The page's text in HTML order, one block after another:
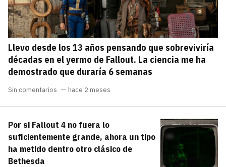
Llevo desde los 13 años pensando que sobreviviría
décadas en el yermo de Fallout. La ciencia me ha
demostrado que duraría 6 semanas
Sin comentarios hace 2 meses
Por si Fallout 4 no fuera lo
suficientemente grande, ahora un tipo
ha metido dentro otro clásico de
Bethesda
¿Ya tienes cuenta?
Entra en 3DJuegos